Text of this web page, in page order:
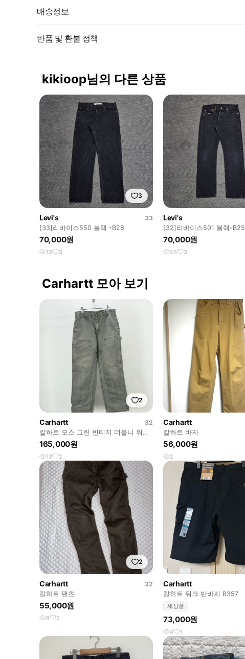
배송정보
반품 및 환불 정책
kikioop님의 다른 상품
3
Levi's
33
[33]리바이스550 블랙 -B28
70,000원
13 3
Levi's
[32]리바이스501 블랙-B25
70,000원
26 3
Carhartt 모아 보기
2
Carhartt
32
칼하트 모스 그린 빈티지 더블니 워크
팬츠
165,000원
13 2
Carhartt
칼하트 바지
56,000원
2
2
Carhartt
32
칼하트 팬츠
55,000원
8 2
Carhartt
칼하트 워크 반바지 B357
새상품
73,000원
4 1